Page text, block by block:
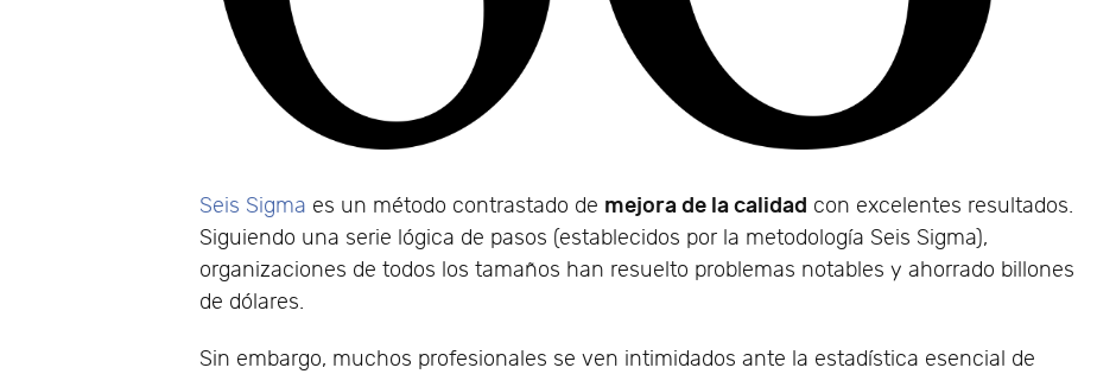
Seis Sigma es un método contrastado de mejora de la calidad con excelentes resultados.
Siguiendo una serie lógica de pasos (establecidos por la metodología Seis Sigma),
organizaciones de todos los tamaños han resuelto problemas notables y ahorrado billones
de dólares.
Sin embargo, muchos profesionales se ven intimidados ante la estadística esencial de